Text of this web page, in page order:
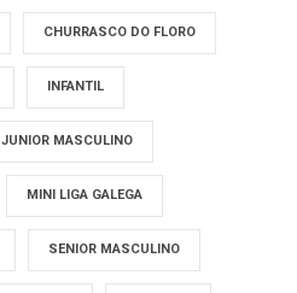
CHURRASCO DO FLORO
INFANTIL
JUNIOR MASCULINO
MINI LIGA GALEGA
SENIOR MASCULINO